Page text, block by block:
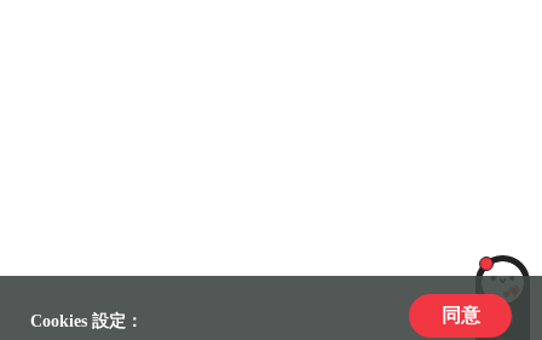
LiLi
Cookies 設定： 同意